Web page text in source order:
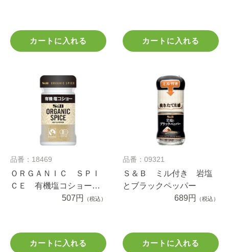
カートに入れる カートに入れる
品番：18469
ＯＲＧＡＮＩＣ ＳＰＩ
ＣＥ 有機塩コショー
507円 （税込）
カートに入れる
品番：09321
Ｓ＆Ｂ ミル付き 岩塩
とブラックペッパー
689円
（税込）
カートに入れる